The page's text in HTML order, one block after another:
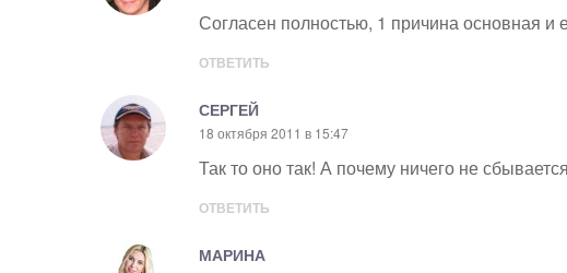
Согласен полностью, 1 причина основная
ОТВЕТИТЬ
СЕРГЕЙ
18 октября 2011 в 15:47
Так то оно так! А почему ничего не
ОТВЕТИТЬ
МАРИНА